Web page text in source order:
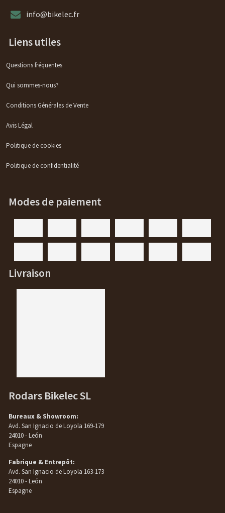
info@bikelec.fr
Liens utiles
Questions fréquentes
Qui sommes-nous?
Conditions Générales de Vente
Avis Légal
Politique de cookies
Politique de confidentialité
Modes de paiement
Livraison
Rodars Bikelec SL
Bureaux & Showroom:
Avd. San Ignacio de Loyola 169-179
24010 - León
Espagne
Fabrique & Entrepôt:
Avd. San Ignacio de Loyola 163-173
24010 - León
Espagne